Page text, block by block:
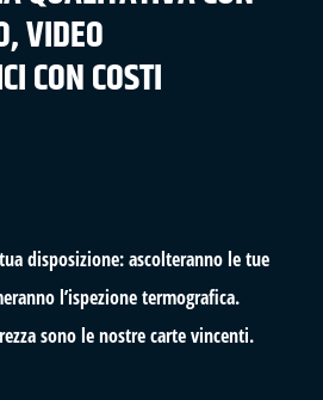
VIDEO
CON COSTI
disposizione: ascolteranno le tue
l’ispezione termografica.
sono le nostre carte vincenti.